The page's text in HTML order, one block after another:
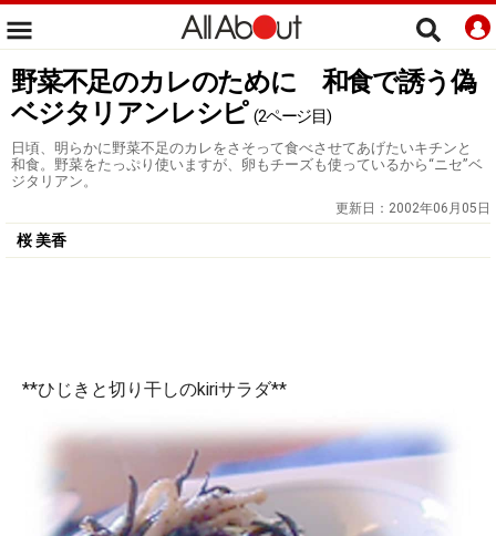
野菜不足のカレのために 和食で誘う偽
ベジタリアンレシピ (2ページ目)
日頃、明らかに野菜不足のカレをさそって食べさせてあげたいキチンと
和食。野菜をたっぷり使いますが、卵もチーズも使っているから“ニセ”ベ
ジタリアン。
更新日： 2002年06月05日
桜 美香
**ひじきと切り干しのkiriサラダ**